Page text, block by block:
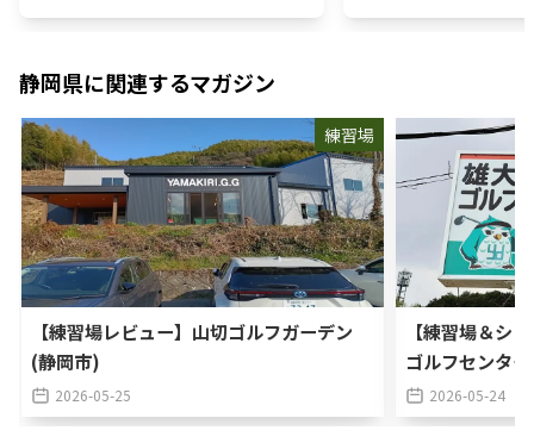
静岡県に関連するマガジン
練習場
【練習場レビュー】山切ゴルフガーデン
(静岡市)
2026-05-25
【練習場＆シ
ゴルフセンタ
2026-05-24